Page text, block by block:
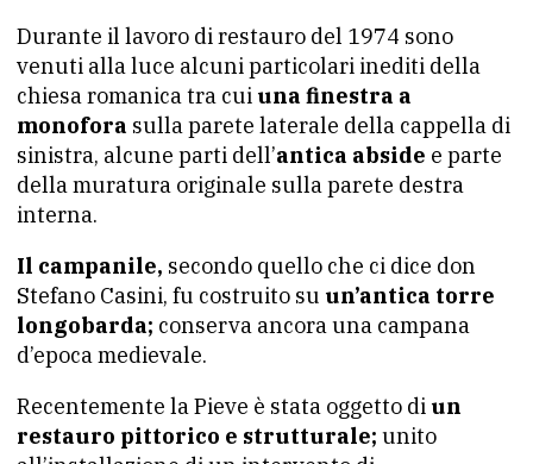
Durante il lavoro di restauro del 1974 sono
venuti alla luce alcuni particolari inediti della
chiesa romanica tra cui una finestra a
monofora sulla parete laterale della cappella di
sinistra, alcune parti dell’antica abside e parte
della muratura originale sulla parete destra
interna.
Il campanile, secondo quello che ci dice don
Stefano Casini, fu costruito su un’antica torre
longobarda; conserva ancora una campana
d’epoca medievale.
Recentemente la Pieve è stata oggetto di un
restauro pittorico e strutturale; unito